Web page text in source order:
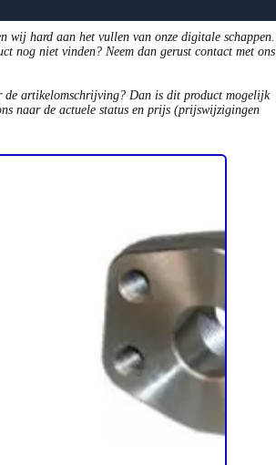
wij hard aan het vullen van onze digitale schappen.
nog niet vinden? Neem dan gerust contact met ons
de artikelomschrijving? Dan is dit product mogelijk
naar de actuele status en prijs (prijswijzigingen